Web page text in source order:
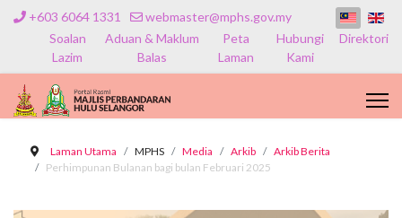
+603 6064 1331
webmaster@mphs.gov.my
Soalan
Lazim
Aduan & Maklum
Balas
Peta
Laman
Hubungi
Kami
Direktori
Laman Utama MPHS Media Arkib
Arkib Berita
Perhimpunan Bulanan bagi bulan Februari 2025